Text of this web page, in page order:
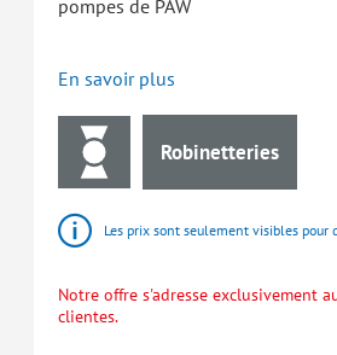
pompes de PAW
En savoir plus
Robinetteries
Les prix sont seulement visibles pour
Notre offre s'adresse exclusivement
clientes.